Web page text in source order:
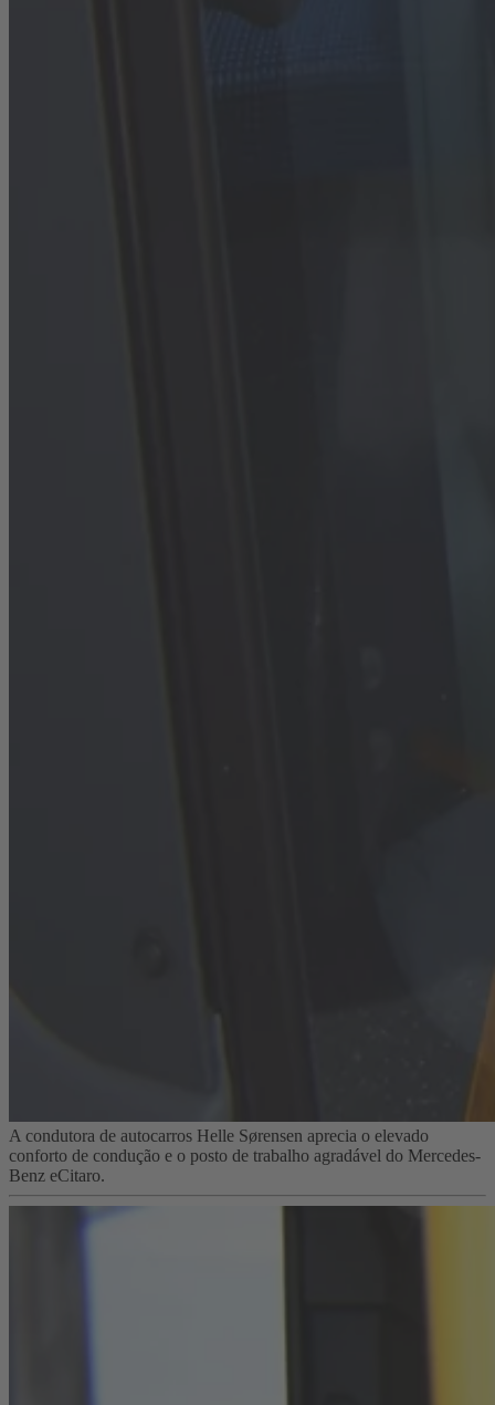
A condutora de autocarros Helle Sørensen aprecia o elevado
conforto de condução e o posto de trabalho agradável do Mercedes-
Benz eCitaro.